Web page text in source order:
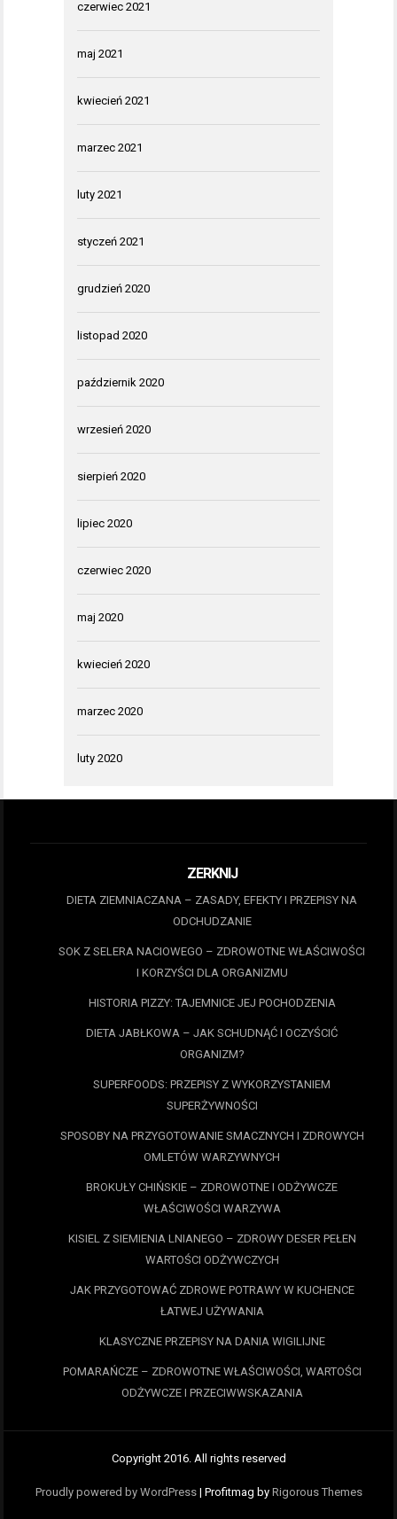
czerwiec 2021
maj 2021
kwiecień 2021
marzec 2021
luty 2021
styczeń 2021
grudzień 2020
listopad 2020
październik 2020
wrzesień 2020
sierpień 2020
lipiec 2020
czerwiec 2020
maj 2020
kwiecień 2020
marzec 2020
luty 2020
ZERKNIJ
DIETA ZIEMNIACZANA – ZASADY, EFEKTY I PRZEPISY NA
ODCHUDZANIE
SOK Z SELERA NACIOWEGO – ZDROWOTNE WŁAŚCIWOŚCI
I KORZYŚCI DLA ORGANIZMU
HISTORIA PIZZY: TAJEMNICE JEJ POCHODZENIA
DIETA JABŁKOWA – JAK SCHUDNĄĆ I OCZYŚCIĆ
ORGANIZM?
SUPERFOODS: PRZEPISY Z WYKORZYSTANIEM
SUPERŻYWNOŚCI
SPOSOBY NA PRZYGOTOWANIE SMACZNYCH I ZDROWYCH
OMLETÓW WARZYWNYCH
BROKUŁY CHIŃSKIE – ZDROWOTNE I ODŻYWCZE
WŁAŚCIWOŚCI WARZYWA
KISIEL Z SIEMIENIA LNIANEGO – ZDROWY DESER PEŁEN
WARTOŚCI ODŻYWCZYCH
JAK PRZYGOTOWAĆ ZDROWE POTRAWY W KUCHENCE
ŁATWEJ UŻYWANIA
KLASYCZNE PRZEPISY NA DANIA WIGILIJNE
POMARAŃCZE – ZDROWOTNE WŁAŚCIWOŚCI, WARTOŚCI
ODŻYWCZE I PRZECIWWSKAZANIA
Copyright 2016. All rights reserved
Proudly powered by WordPress | Profitmag by Rigorous Themes